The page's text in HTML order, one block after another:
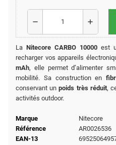
remove add
La Nitecore CARBO 10000est
recharger vos appareils
mAh, elle permet d’alimenter
mobilité. Sa construction en
conservant un poids très réduit,
activités outdoor.
Marque
Nitecore
Référence
AR0026536
EAN-13